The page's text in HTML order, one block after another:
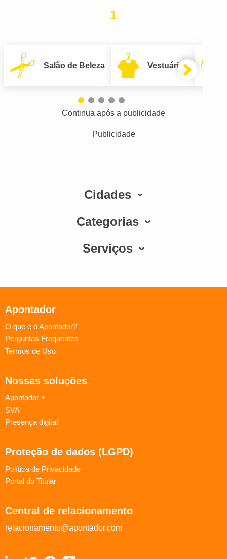
1
Salão de Beleza Vestuário
Continua após a publicidade
Publicidade
Cidades
Categorias
Serviços
Apontador
O que é o Apontador?
Perguntas Frequentes
Termos de Uso
Nossas soluções
Apontador +
SVA
Presença digital
Proteção de dados (LGPD)
Política de Privacidade
Portal do Titular
Central de relacionamento
relacionamento@apontador.com